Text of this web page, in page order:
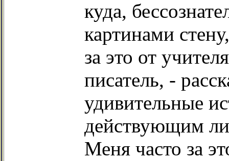
куда,
картинами
за это от
писатель, -
удивительные
действующим
Меня часто за